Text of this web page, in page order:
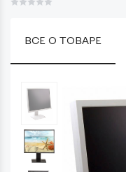
ВСЕ О ТОВАРЕ